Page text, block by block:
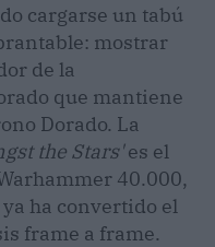
cargarse un tabú
mostrar
de la
que mantiene
Dorado. La
the Stars'es el
40.000,
ha convertido el
frame a frame.